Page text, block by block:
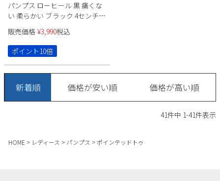
パンプス ローヒール 黒 痛くな
い 柔らかい ブラック 4センチ
スエード 太ヒール チャンキー
ヒール ポインテッドトゥ 飾り
ドークレ 22cm 極ふわっ 21114
Parade カジュアル パーティー
セレモニー
販売価格 ¥3,990税込
ポイント10倍
新着順 価格が安い順 価格が高い順
41件中 1-41件表示
HOME レディース パンプス ポインテッドトゥ